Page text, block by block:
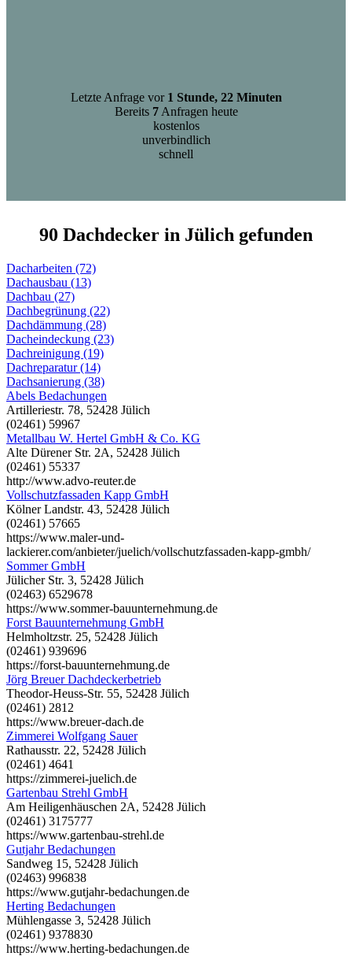
Letzte Anfrage vor 1 Stunde, 22 Minuten
Bereits 7Anfragen heute
kostenlos
unverbindlich
schnell
90 Dachdecker in Jülich gefunden
Dacharbeiten (72)
Dachausbau (13)
Dachbau (27)
Dachbegrünung (22)
Dachdämmung (28)
Dacheindeckung (23)
Dachreinigung (19)
Dachreparatur (14)
Dachsanierung (38)
Abels Bedachungen
Artilleriestr. 78, 52428 Jülich
(02461) 59967
Metallbau W. Hertel GmbH & Co. KG
Alte Dürener Str. 2A, 52428 Jülich
(02461) 55337
http://www.advo-reuter.de
Vollschutzfassaden Kapp GmbH
Kölner Landstr. 43, 52428 Jülich
(02461) 57665
https://www.maler-und-
lackierer.com/anbieter/juelich/vollschutzfassaden-kapp-gmbh/
Sommer GmbH
Jülicher Str. 3, 52428 Jülich
(02463) 6529678
https://www.sommer-bauunternehmung.de
Forst Bauunternehmung GmbH
Helmholtzstr. 25, 52428 Jülich
(02461) 939696
https://forst-bauunternehmung.de
Jörg Breuer Dachdeckerbetrieb
Theodor-Heuss-Str. 55, 52428 Jülich
(02461) 2812
https://www.breuer-dach.de
Zimmerei Wolfgang Sauer
Rathausstr. 22, 52428 Jülich
(02461) 4641
https://zimmerei-juelich.de
Gartenbau Strehl GmbH
Am Heiligenhäuschen 2A, 52428 Jülich
(02461) 3175777
https://www.gartenbau-strehl.de
Gutjahr Bedachungen
Sandweg 15, 52428 Jülich
(02463) 996838
https://www.gutjahr-bedachungen.de
Herting Bedachungen
Mühlengasse 3, 52428 Jülich
(02461) 9378830
https://www.herting-bedachungen.de